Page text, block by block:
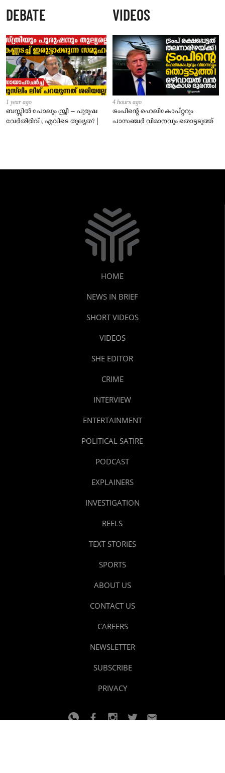
നാട്ടുകാർക്കെതിരെ കേസ്
DEBATE
1 year ago
ബസ്സിൽ പോലും സ്ത്രീ – പുരുഷ
വേർതിരിവ് ; എവിടെ തുല്യത? |
VIDEOS
4 hours ago
ട്രംപിന്റെ ഹെലികോപ്റ്ററും
പാസഞ്ചര്‍ വിമാനവും തൊട്ടടുത്ത്
HOME
NEWS IN BRIEF
SHORT VIDEOS
VIDEOS
SHE EDITOR
CRIME
INTERVIEW
ENTERTAINMENT
POLITICAL SATIRE
PODCAST
EXPLAINERS
INVESTIGATION
REELS
TEXT STORIES
SPORTS
ABOUT US
CONTACT US
CAREERS
NEWSLETTER
SUBSCRIBE
PRIVACY